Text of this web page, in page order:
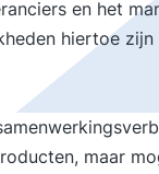
en het
hiertoe
maar